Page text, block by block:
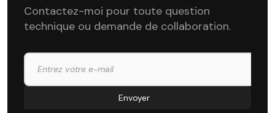
Contactez-moi pour toute question
technique ou demande de collaboration.